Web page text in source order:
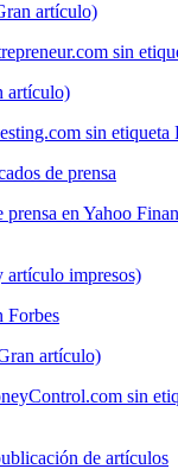
artículo)
sin
artículo)
sin etiqueta
de prensa
prensa en Yahoo
impresos)
Forbes
artículo)
sin
de artículos